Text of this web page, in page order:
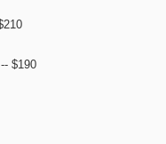
$190